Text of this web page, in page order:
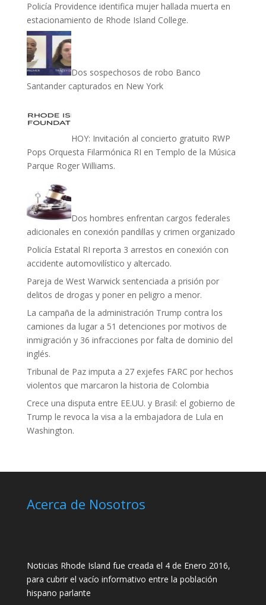
Policía Providence identifica mujer hallada muerta en
estacionamiento de Rhode Island College.
Dos sospechosos de robo Banco
Santander capturados en New York
HOY: Invitación al concierto gratuito RWP
Pops Orquesta Filarmónica RI en Templo de la Música
Parque Roger Williams.
Dos hombres enfrentan cargos federales
adicionales en conexión pandillas y crimen organizado
Policía Estatal RI reporta 3 arrestos en conexión con
accidente automovilístico y altercado.
Pareja de West Warwick sentenciada a prisión por
delitos de drogas y poner en peligro a menor.
La campaña de la administración Trump contra los
camiones da lugar a 51 detenciones por motivos de
inmigración y 36 infracciones por falta de dominio del
inglés.
Tribunal de Paz imputa a 27 exjefes FARC por hechos
violentos que marcaron la historia de Colombia
Crece una disputa entre EE.UU. y Brasil: el gobierno de
Trump le revoca la visa a la embajadora de Lula en
Washington.
Acerca de Nosotros
Noticias Rhode Island fue creada el 4 de Enero 2016,
para cubrir el vacío informativo entre la población
hispano parlante